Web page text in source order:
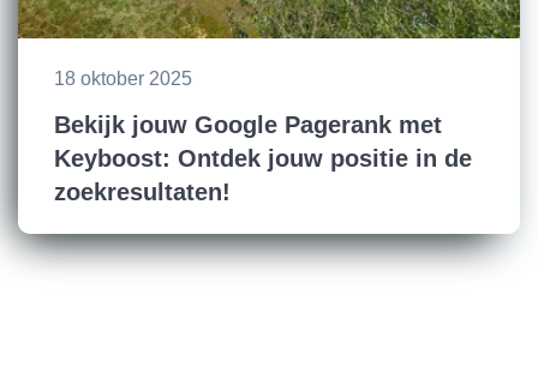
18 oktober 2025
Bekijk jouw Google Pagerank met
Keyboost: Ontdek jouw positie in de
zoekresultaten!